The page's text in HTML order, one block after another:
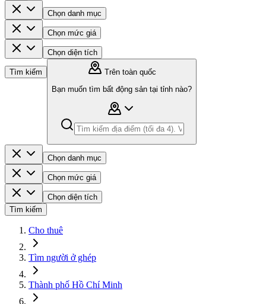
Chọn danh mục
Chọn mức giá
Chọn diện tích
Tìm kiếm
Trên toàn quốc
Bạn muốn tìm bất động sản tại tỉnh nào?
Chọn danh mục
Chọn mức giá
Chọn diện tích
Tìm kiếm
Cho thuê
Tìm người ở ghép
Thành phố Hồ Chí Minh